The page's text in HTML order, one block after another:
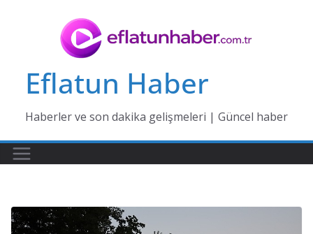
Eflatun Haber
Haberler ve son dakika gelişmeleri | Güncel haber